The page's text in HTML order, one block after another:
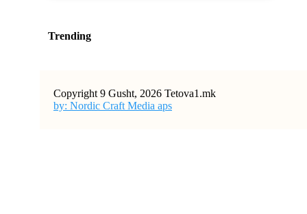
Trending
Copyright 9 Gusht, 2026 Tetova1.mk
by: Nordic Craft Media aps